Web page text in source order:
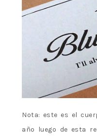
Nota: este es el
año luego de esta